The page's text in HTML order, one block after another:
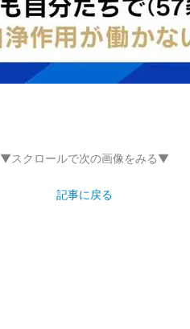
▼スクロールで次の画像をみる▼
記事に戻る